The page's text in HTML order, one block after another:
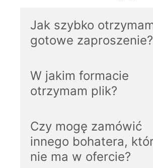
Jak szybko
gotowe zaproszenie?
W jakim formacie
otrzymam plik?
Czy mogę zamówić
innego bohatera,
nie ma w ofercie?